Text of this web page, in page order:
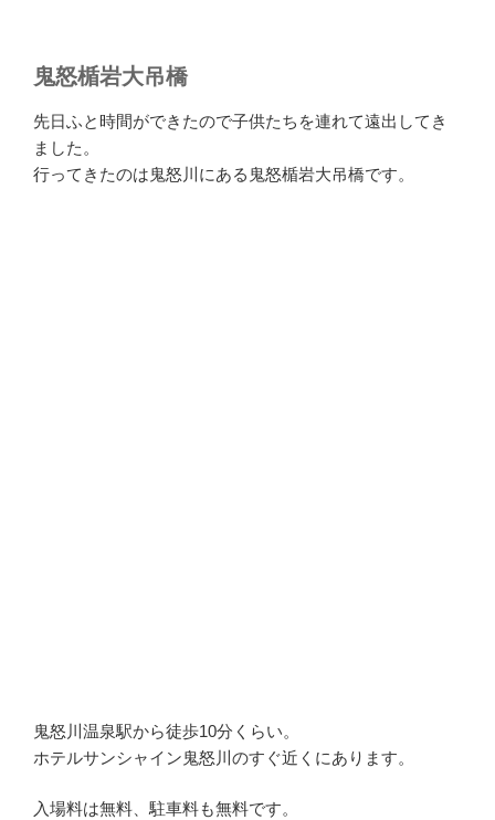
鬼怒楯岩大吊橋
先日ふと時間ができたので子供たちを連れて遠出してき
ました。
行ってきたのは鬼怒川にある鬼怒楯岩大吊橋です。
鬼怒川温泉駅から徒歩10分くらい。
ホテルサンシャイン鬼怒川のすぐ近くにあります。
入場料は無料、駐車料も無料です。